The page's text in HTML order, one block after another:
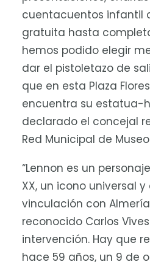
cuentacuentos infantil
gratuita hasta
hemos podido elegir
dar el pistoletazo de
que en esta Plaza
encuentra su estatua-
declarado el concejal
Red Municipal de
“Lennon es un
XX, un icono universal
vinculación con
reconocido Carlos
intervención. Hay que
hace 59 años, un 9 de